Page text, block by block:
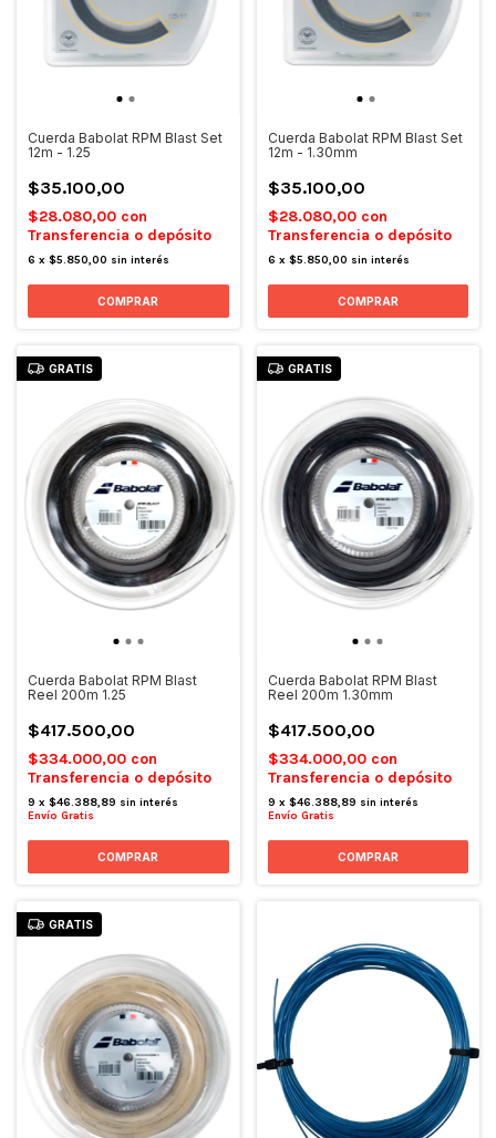
Cuerda Babolat RPM Blast Set
12m - 1.25
$35.100,00
$28.080,00 con
Transferencia o depósito
6 x $5.850,00 sin interés
Cuerda Babolat RPM Blast Set
12m - 1.30mm
$35.100,00
$28.080,00 con
Transferencia o depósito
6 x $5.850,00 sin interés
GRATIS
Cuerda Babolat RPM Blast
Reel 200m 1.25
$417.500,00
$334.000,00 con
Transferencia o depósito
9 x $46.388,89 sin interés
Envío Gratis
GRATIS
Cuerda Babolat RPM Blast
Reel 200m 1.30mm
$417.500,00
$334.000,00 con
Transferencia o depósito
9 x $46.388,89 sin interés
Envío Gratis
GRATIS